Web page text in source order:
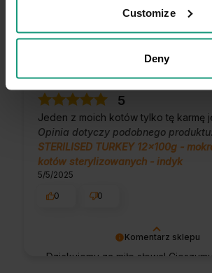
Customize
Deny
Komentarz sklepu
Dziękujemy bardzo za Twoją opinię!
recenzja wiele dla nas znaczy -
wiemy, że jesteśmy na właściwym
pozdrowieniami, obsługa sklepu.
Komentarz sklepu
Dziękujemy za miłe słowa!
5
Jeden z moich kotów tylko tę karmę
Opinia dotyczy podobnego produktu:
STERILISED TURKEY 12x100g -
kotów sterylizowanych - indyk
5/5/2025
0
0